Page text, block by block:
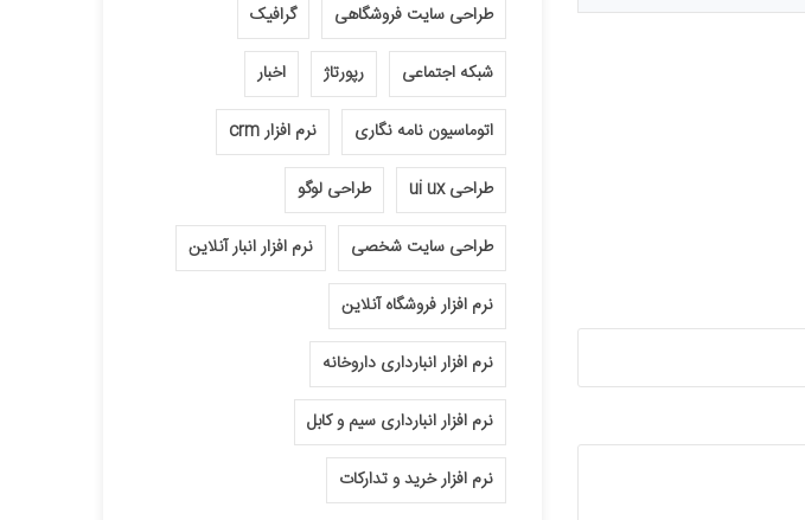
طراحی سایت فروشگاهی گرافیک
شبکه اجتماعی رپورتاژ اخبار
اتوماسیون نامه نگاری نرم افزار crm
طراحی ui ux طراحی لوگو
طراحی سایت شخصی نرم افزار انبار آنلاین
نرم افزار فروشگاه آنلاین
نرم افزار انبارداری داروخانه
نرم افزار انبارداری سیم و کابل
نرم افزار خرید و تدارکات